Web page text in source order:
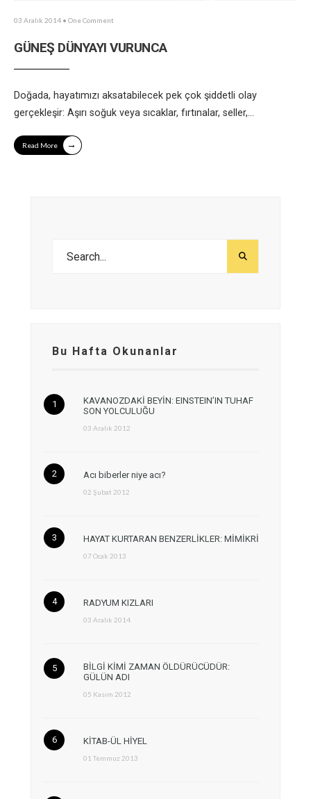
03 Aralık 2014 • One Comment
GÜNEŞ DÜNYAYI VURUNCA
Doğada, hayatımızı aksatabilecek pek çok şiddetli olay
gerçekleşir: Aşırı soğuk veya sıcaklar, fırtınalar, seller,...
Read More →
Bu Hafta Okunanlar
KAVANOZDAKİ BEYİN: EINSTEIN’IN TUHAF
SON YOLCULUĞU
03 Aralık 2012
Acı biberler niye acı?
02 Şubat 2012
HAYAT KURTARAN BENZERLİKLER: MİMİKRİ
07 Ocak 2013
RADYUM KIZLARI
03 Aralık 2014
BİLGİ KİMİ ZAMAN ÖLDÜRÜCÜDÜR:
GÜLÜN ADI
05 Kasım 2012
KİTAB-ÜL HİYEL
01 Temmuz 2013